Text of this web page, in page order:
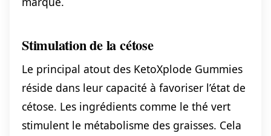
Stimulation de la cétose
Le principal atout des KetoXplode Gummies
réside dans leur capacité à favoriser l’état de
cétose. Les ingrédients comme le thé vert
stimulent le métabolisme des graisses. Cela